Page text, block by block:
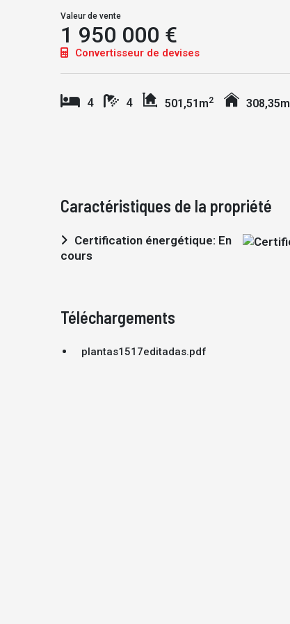
Valeur de vente
1 950 000 €
Convertisseur de devises
4 4 501,51m2 308,35m
Caractéristiques de la propriété
cours
Téléchargements
plantas1517editadas.pdf